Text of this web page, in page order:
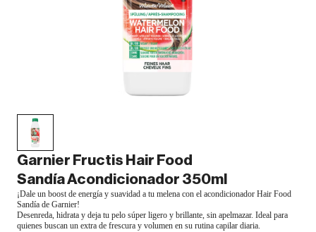
Garnier Fructis Hair Food
Sandía Acondicionador 350ml
¡Dale un boost de energía y suavidad a tu melena con el acondicionador Hair Food
Sandía de Garnier!
Desenreda, hidrata y deja tu pelo súper ligero y brillante, sin apelmazar. Ideal para
quienes buscan un extra de frescura y volumen en su rutina capilar diaria.